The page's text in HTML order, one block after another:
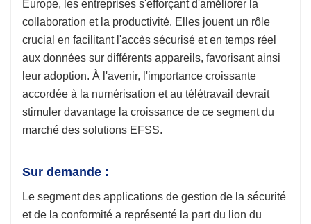
Europe, les entreprises s'efforçant d'améliorer la
collaboration et la productivité. Elles jouent un rôle
crucial en facilitant l'accès sécurisé et en temps réel
aux données sur différents appareils, favorisant ainsi
leur adoption. À l'avenir, l'importance croissante
accordée à la numérisation et au télétravail devrait
stimuler davantage la croissance de ce segment du
marché des solutions EFSS.
Sur demande :
Le segment des applications de gestion de la sécurité
et de la conformité a représenté la part du lion du